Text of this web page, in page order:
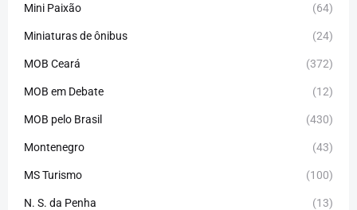
Mini Paixão (64)
Miniaturas de ônibus (24)
MOB Ceará (372)
MOB em Debate (12)
MOB pelo Brasil (430)
Montenegro (43)
MS Turismo (100)
N. S. da Penha (13)